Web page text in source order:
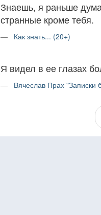
Знаешь, я раньше
странные кроме тебя.
Как знать... (20+)
Я видел в ее глазах
Вячеслав Прах "Записки